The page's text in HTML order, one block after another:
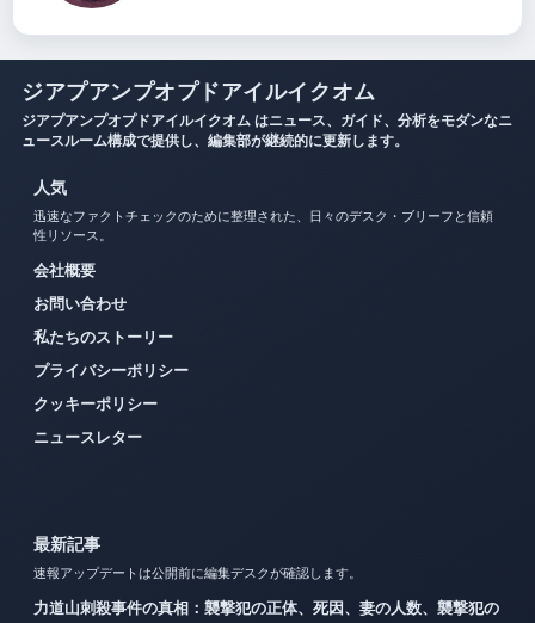
ジアプアンプオプドアイルイクオム
ジアプアンプオプドアイルイクオム はニュース、ガイド、分析をモダンなニ
ュースルーム構成で提供し、編集部が継続的に更新します。
人気
迅速なファクトチェックのために整理された、日々のデスク・ブリーフと信頼
性リソース。
会社概要
お問い合わせ
私たちのストーリー
プライバシーポリシー
クッキーポリシー
ニュースレター
最新記事
速報アップデートは公開前に編集デスクが確認します。
力道山刺殺事件の真相：襲撃犯の正体、死因、妻の人数、襲撃犯の